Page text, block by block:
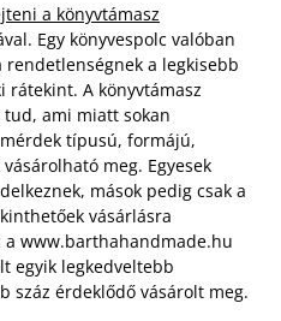
a könyvtámasz
Egy könyvespolc valóban
a legkisebb
rátekint. A könyvtámasz
ami miatt sokan
típusú, formájú,
meg. Egyesek
mások pedig csak a
vásárlásra
a www.barthahandmade.hu
egyik legkedveltebb
száz érdeklődő vásárolt meg.